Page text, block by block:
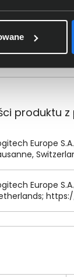
ładowania
produktu
Europe
Europe S.A.
https:/